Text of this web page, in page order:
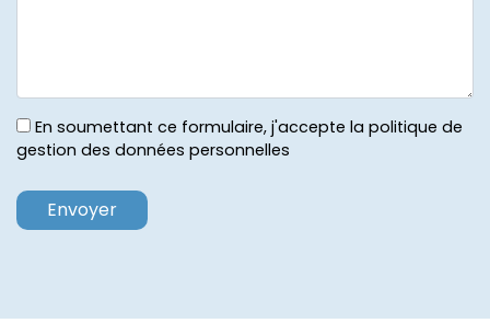
En soumettant ce formulaire, j'accepte la politique de
gestion des données personnelles